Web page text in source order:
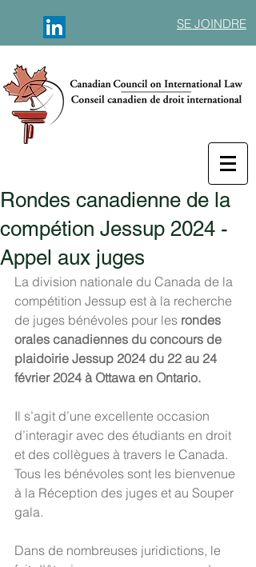
SE JOINDRE
Rondes canadienne de la
compétion Jessup 2024 -
Appel aux juges
La division nationale du Canada de la
compétition Jessup est à la recherche
de juges bénévoles pour les rondes
orales canadiennes du concours de
plaidoirie Jessup 2024 du 22 au 24
février 2024 à Ottawa en Ontario.
Il s’agit d’une excellente occasion
d’interagir avec des étudiants en droit
et des collègues à travers le Canada.
Tous les bénévoles sont les bienvenue
à la Réception des juges et au Souper
gala.
Dans de nombreuses juridictions, le